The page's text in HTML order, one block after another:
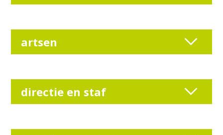
artsen
directie en staf